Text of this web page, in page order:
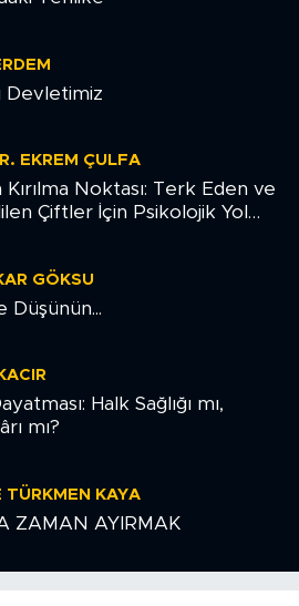
Devletimiz
EKREM ÇULFA
Kırılma Noktası: Terk Eden ve
Çiftler İçin Psikolojik Yol
GÖKSU
Düşünün...
Halk Sağlığı mı,
mı?
TÜRKMEN KAYA
ZAMAN AYIRMAK